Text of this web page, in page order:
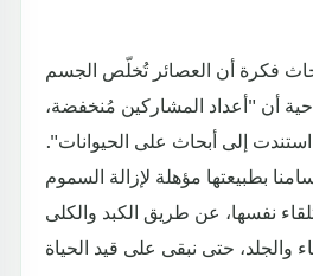
فكرة أن العصائر تُخلّص الجسم
أن "أعداد المشاركين مُنخفضة،
استندت إلى أبحاث على الحيوانات".
بطبيعتها مؤهلة لإزالة السموم
نفسها، عن طريق الكبد والكلى